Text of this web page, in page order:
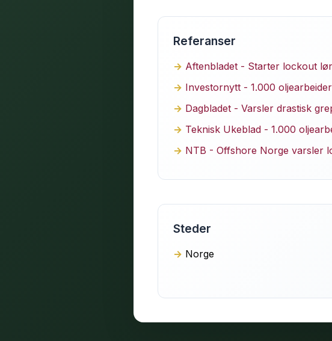
Referanser
Aftenbladet - Starter lockout
Investornytt - 1.000
Dagbladet - Varsler drastisk
Teknisk Ukeblad - 1.000
NTB - Offshore Norge varsler
Steder
Norge